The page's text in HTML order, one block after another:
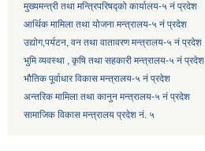
मुख्यमन्त्री तथा मन्त्रिपरिषद्को कार्यालय-५ नं प्रदेश
आर्थिक मामिला तथा योजना मन्त्रालय-५ नं प्रदेश
उद्याेग,पर्यटन, वन तथा वातावरण मन्त्रालय-५ नं प्रदेश
भुमि व्यवस्था , कृषि तथा सहकारी मन्त्रालय-५ नं प्रदेश
भौतिक पूर्वाधार विकास मन्त्रालय-५ नं प्रदेश
अन्तरिक मामिला तथा कानुन मन्त्रालय-५ नं प्रदेश
सामाजिक विकास मन्त्रालय प्रदेश नं. ५